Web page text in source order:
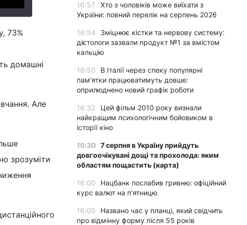
73%
домашні
Але
зрозуміти
16:57
Хто з чоловіків може виїхати з
України: повний перелік на серпень 2026
16:54
Зміцнює кістки та нервову систему:
дієтологи зазвали продукт №1 за вмістом
кальцію
16:50
В Італії через спеку популярні
пам'ятки працюватимуть довше:
оприлюднено новий графік роботи
16:32
Цей фільм 2010 року визнали
найкращим психологічним бойовиком в
історії кіно
16:30 7 серпня в Україну прийдуть
довгоочікувані дощі та прохолода: яким
областям пощастить (карта)
16:00
Нацбанк послабив гривню: офіційний
курс валют на п’ятницю
16:00
Названо час у планці, який свідчить
про відмінну форму після 55 років